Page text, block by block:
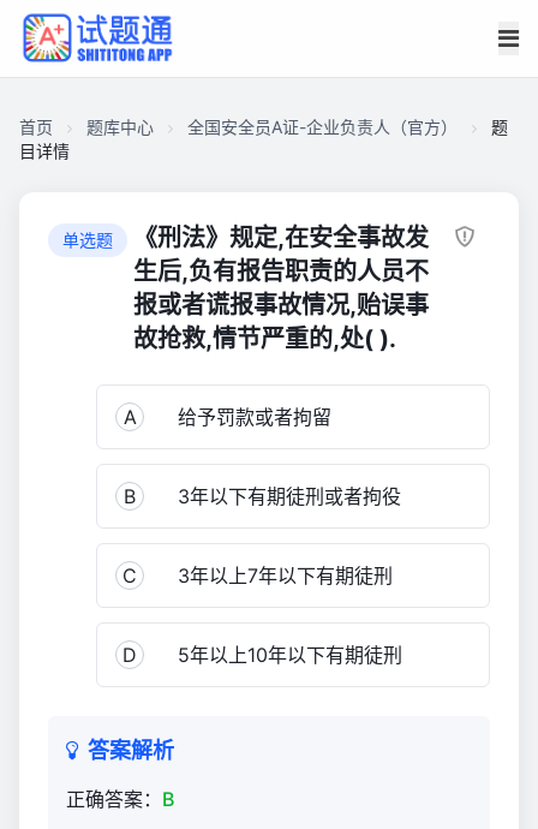
首页 题库中心 全国安全员A证-企业负责人（官方）
题
目详情
单选题
《刑法》规定,在安全事故发
生后,负有报告职责的人员不
报或者谎报事故情况,贻误事
故抢救,情节严重的,处( ).
A 给予罚款或者拘留
B 3年以下有期徒刑或者拘役
C 3年以上7年以下有期徒刑
D 5年以上10年以下有期徒刑
答案解析
正确答案： B